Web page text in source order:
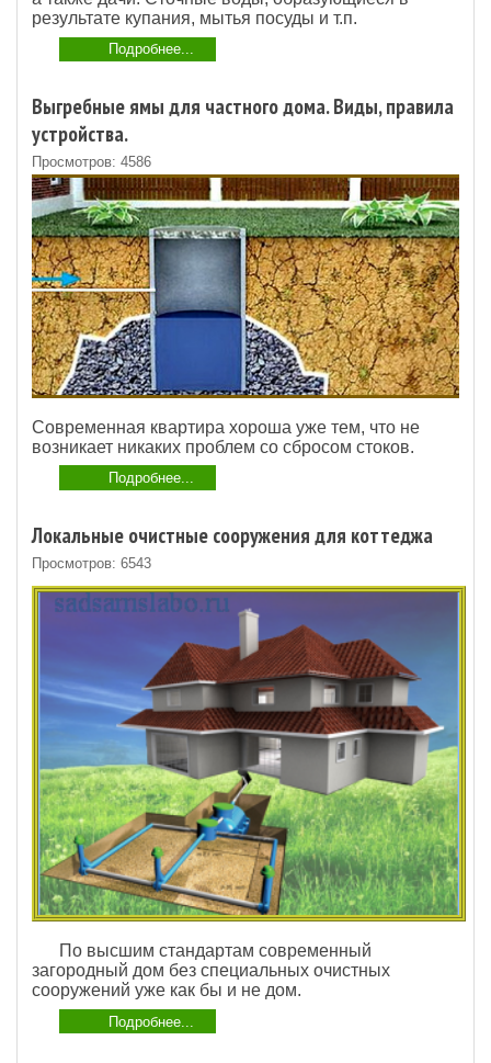
результате купания, мытья посуды и т.п.
Подробнее...
Выгребные ямы для частного дома. Виды, правила
устройства.
Просмотров: 4586
Современная квартира хороша уже тем, что не
возникает никаких проблем со сбросом стоков.
Подробнее...
Локальные очистные сооружения для коттеджа
Просмотров: 6543
По высшим стандартам современный
загородный дом без специальных очистных
сооружений уже как бы и не дом.
Подробнее...